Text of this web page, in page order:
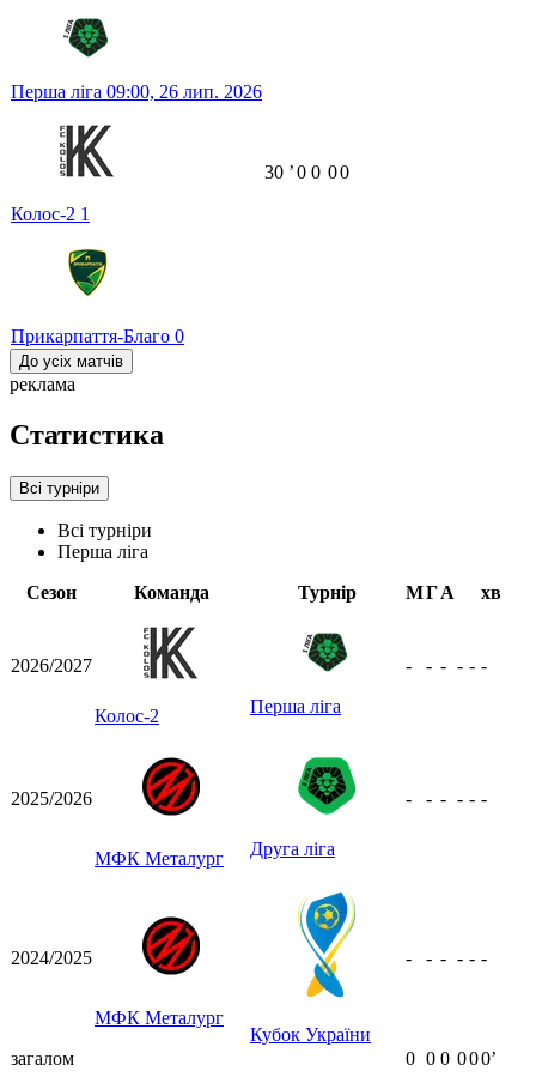
Перша ліга 09:00, 26 лип. 2026
Колос-2 1
Прикарпаття-Благо 0
30 ʼ0 0 00
До усіх матчів
реклама
Статистика
Всі турніри
Всі турніри
Перша ліга
Сезон
Команда Турнір МГА хв
2026/2027
Колос-2 Перша ліга
- - - - - -
2025/2026
МФК Металург Друга ліга
- - - - - -
2024/2025
МФК Металург
Кубок України
- - - - - -
загалом 0 0 0 000ʼ